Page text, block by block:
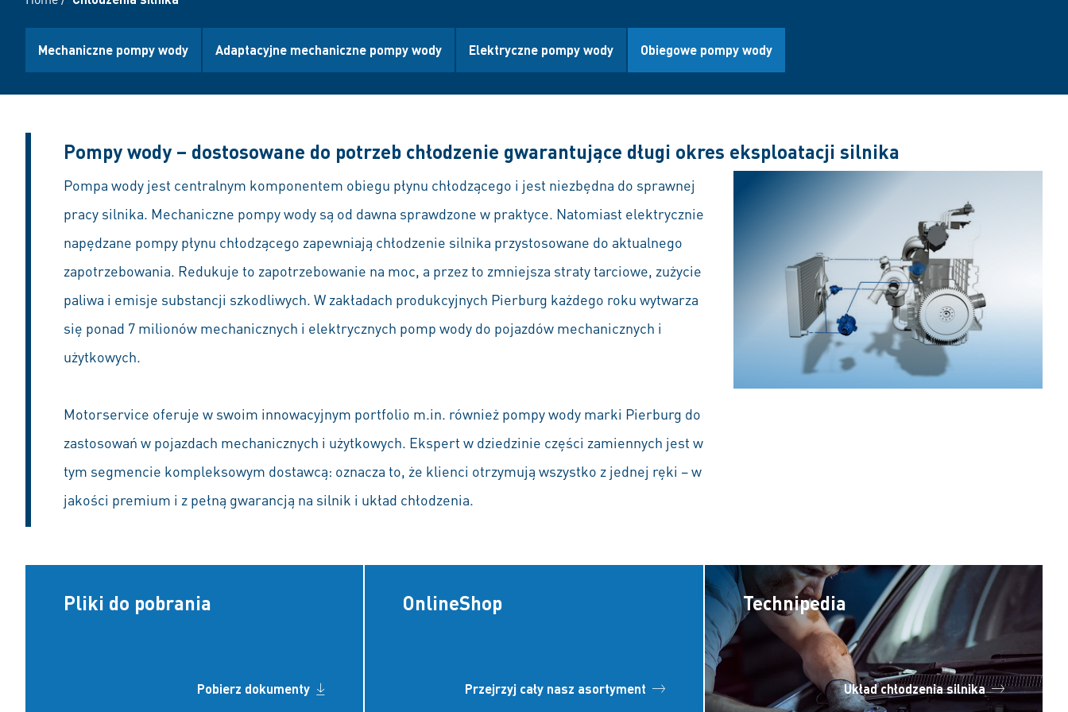
Mechaniczne pompy wody Adaptacyjne mechaniczne pompy wody Elektryczne pompy wody Obiegowe pompy wody
Pompy wody – dostosowane do potrzeb chłodzenie gwarantujące długi okres eksploatacji silnika
Pompa wody jest centralnym komponentem obiegu płynu chłodzącego i jest niezbędna do sprawnej
pracy silnika. Mechaniczne pompy wody są od dawna sprawdzone w praktyce. Natomiast elektrycznie
napędzane pompy płynu chłodzącego zapewniają chłodzenie silnika przystosowane do aktualnego
zapotrzebowania. Redukuje to zapotrzebowanie na moc, a przez to zmniejsza straty tarciowe, zużycie
paliwa i emisje substancji szkodliwych. W zakładach produkcyjnych Pierburg każdego roku wytwarza
się ponad 7 milionów mechanicznych i elektrycznych pomp wody do pojazdów mechanicznych i
użytkowych.
Motorservice oferuje w swoim innowacyjnym portfolio m.in. również pompy wody marki Pierburg do
zastosowań w pojazdach mechanicznych i użytkowych. Ekspert w dziedzinie części zamiennych jest w
tym segmencie kompleksowym dostawcą: oznacza to, że klienci otrzymują wszystko z jednej ręki – w
jakości premium i z pełną gwarancją na silnik i układ chłodzenia.
Pliki do pobrania
Pobierz dokumenty
OnlineShop
Przejrzyj cały nasz asortyment
Technipedia
Układ chłodzenia silnika